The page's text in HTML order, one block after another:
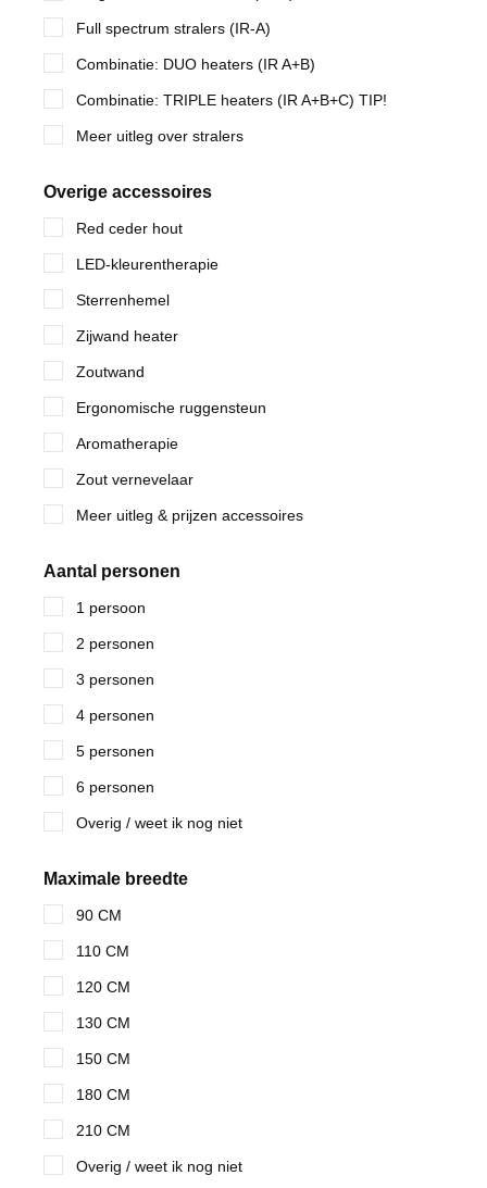
Full spectrum stralers (IR-A)
Combinatie: DUO heaters (IR A+B)
Combinatie: TRIPLE heaters (IR A+B+C) TIP!
Meer uitleg over stralers
Overige accessoires
Red ceder hout
LED-kleurentherapie
Sterrenhemel
Zijwand heater
Zoutwand
Ergonomische ruggensteun
Aromatherapie
Zout vernevelaar
Meer uitleg & prijzen accessoires
Aantal personen
1 persoon
2 personen
3 personen
4 personen
5 personen
6 personen
Overig / weet ik nog niet
Maximale breedte
90 CM
110 CM
120 CM
130 CM
150 CM
180 CM
210 CM
Overig / weet ik nog niet